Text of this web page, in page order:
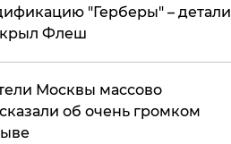
"Герберы" – детали
Флеш
Москвы массово
об очень громком